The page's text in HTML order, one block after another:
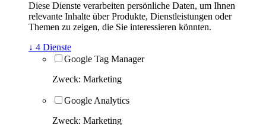
Diese Dienste verarbeiten persönliche Daten, um Ihnen
relevante Inhalte über Produkte, Dienstleistungen oder
Themen zu zeigen, die Sie interessieren könnten.
↓ 4 Dienste
Google Tag Manager
Zweck: Marketing
Google Analytics
Zweck: Marketing